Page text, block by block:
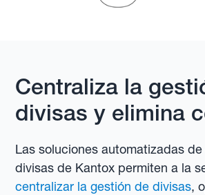
Centraliza la
divisas y elimina
Las soluciones automatizadas
divisas de Kantox permiten a la
centralizar la gestión de divisas,